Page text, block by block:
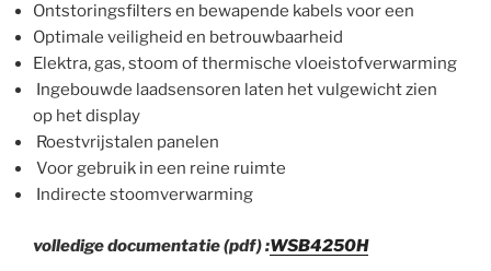
Ontstoringsfilters en bewapende kabels voor een
Optimale veiligheid en betrouwbaarheid
Elektra, gas, stoom of thermische vloeistofverwarming
Ingebouwde laadsensoren laten het vulgewicht zien
op het display
Roestvrijstalen panelen
Voor gebruik in een reine ruimte
Indirecte stoomverwarming
volledige documentatie (pdf) :WSB4250H